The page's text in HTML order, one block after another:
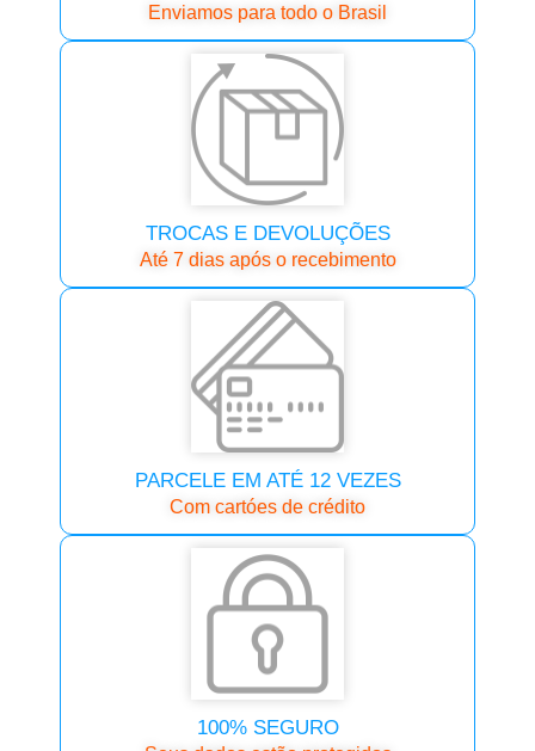
Enviamos para todo o Brasil
TROCAS E DEVOLUÇÕES
Até 7 dias após o recebimento
PARCELE EM ATÉ 12 VEZES
Com cartóes de crédito
100% SEGURO